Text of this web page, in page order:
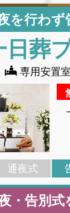
を行わず
日葬
専用安置室
通夜式
・告別式